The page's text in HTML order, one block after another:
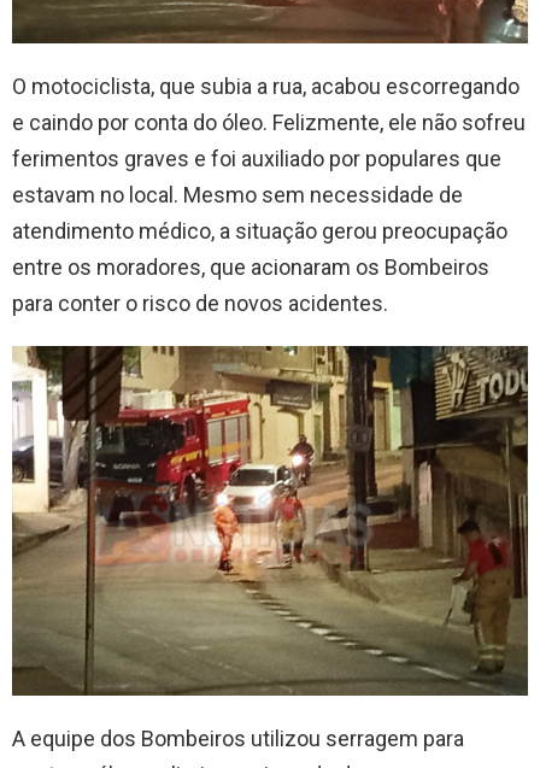
O motociclista, que subia a rua, acabou escorregando
e caindo por conta do óleo. Felizmente, ele não sofreu
ferimentos graves e foi auxiliado por populares que
estavam no local. Mesmo sem necessidade de
atendimento médico, a situação gerou preocupação
entre os moradores, que acionaram os Bombeiros
para conter o risco de novos acidentes.
A equipe dos Bombeiros utilizou serragem para